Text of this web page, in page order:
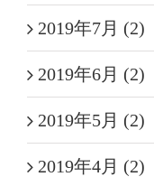
2019年7月 (2)
2019年6月 (2)
2019年5月 (2)
2019年4月 (2)